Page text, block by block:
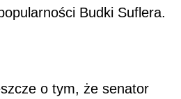
Budki Suflera.
o tym, że senator